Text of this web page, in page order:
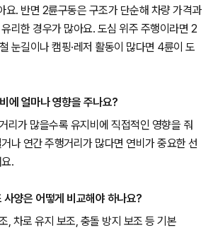
요. 반면 2륜구동은 구조가 단순해 차량 가격과
리한 경우가 많아요. 도심 위주 주행이라면 2
눈길이나 캠핑·레저 활동이 많다면 4륜이 도
에 얼마나 영향을 주나요?
리가 많을수록 유지비에 직접적인 영향을 줘
나 연간 주행거리가 많다면 연비가 중요한 선
.
사양은 어떻게 비교해야 하나요?
, 차로 유지 보조, 충돌 방지 보조 등 기본